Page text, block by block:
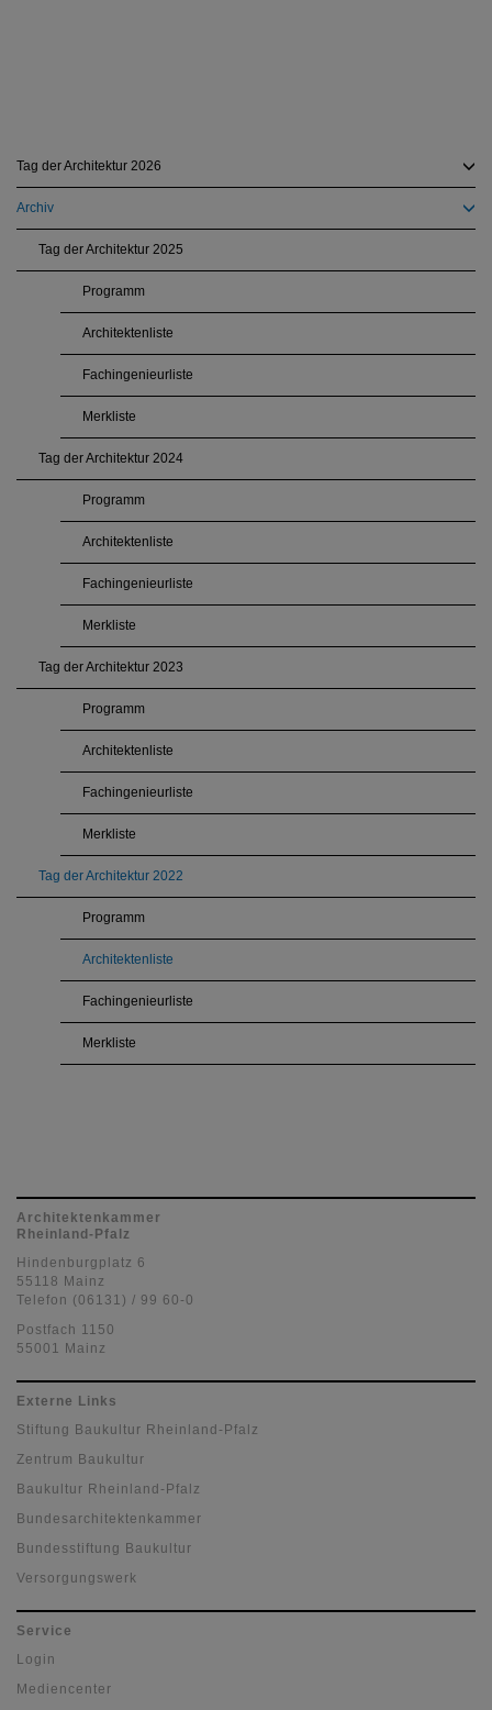
Tag der Architektur 2026
Archiv
Tag der Architektur 2025
Programm
Architektenliste
Fachingenieurliste
Merkliste
Tag der Architektur 2024
Programm
Architektenliste
Fachingenieurliste
Merkliste
Tag der Architektur 2023
Programm
Architektenliste
Fachingenieurliste
Merkliste
Tag der Architektur 2022
Programm
Architektenliste
Fachingenieurliste
Merkliste
Architektenkammer
Rheinland-Pfalz
Hindenburgplatz 6
55118 Mainz
Telefon (06131) / 99 60-0
Postfach 1150
55001 Mainz
Externe Links
Stiftung Baukultur Rheinland-Pfalz
Zentrum Baukultur
Baukultur Rheinland-Pfalz
Bundesarchitektenkammer
Bundesstiftung Baukultur
Versorgungswerk
Service
Login
Mediencenter